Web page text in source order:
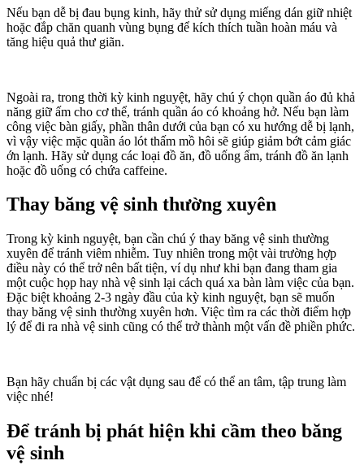
Nếu bạn dễ bị đau bụng kinh, hãy thử sử dụng miếng dán giữ nhiệt
hoặc đắp chăn quanh vùng bụng để kích thích tuần hoàn máu và
tăng hiệu quả thư giãn.
Ngoài ra, trong thời kỳ kinh nguyệt, hãy chú ý chọn quần áo đủ khả
năng giữ ấm cho cơ thể, tránh quần áo có khoảng hở. Nếu bạn làm
công việc bàn giấy, phần thân dưới của bạn có xu hướng dễ bị lạnh,
vì vậy việc mặc quần áo lót thấm mồ hôi sẽ giúp giảm bớt cảm giác
ớn lạnh. Hãy sử dụng các loại đồ ăn, đồ uống ấm, tránh đồ ăn lạnh
hoặc đồ uống có chứa caffeine.
Thay băng vệ sinh thường xuyên
Trong kỳ kinh nguyệt, bạn cần chú ý thay băng vệ sinh thường
xuyên để tránh viêm nhiễm. Tuy nhiên trong một vài trường hợp
điều này có thể trở nên bất tiện, ví dụ như khi bạn đang tham gia
một cuộc họp hay nhà vệ sinh lại cách quá xa bàn làm việc của bạn.
Đặc biệt khoảng 2-3 ngày đầu của kỳ kinh nguyệt, bạn sẽ muốn
thay băng vệ sinh thường xuyên hơn. Việc tìm ra các thời điểm hợp
lý để đi ra nhà vệ sinh cũng có thể trở thành một vấn đề phiền phức.
Bạn hãy chuẩn bị các vật dụng sau để có thể an tâm, tập trung làm
việc nhé!
Để tránh bị phát hiện khi cầm theo băng
vệ sinh